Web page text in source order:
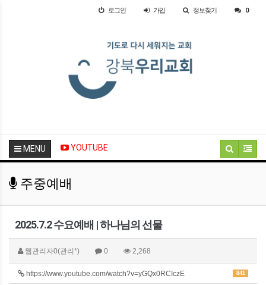
로그인 가입 정보찾기 0
MENU YOUTUBE
주중예배
2025.7.2 수요예배 | 하나님의 선물
웹관리자0(관리*) 0 2,268
841
https://www.youtube.com/watch?v=yGQx0RCIczE